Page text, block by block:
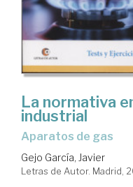
La normativa
industrial
aparatos de gas
Gejo García, Javier
Letras de Autor. Madrid,